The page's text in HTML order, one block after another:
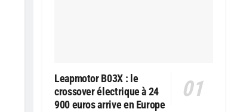
Leapmotor B03X : le
crossover électrique à 24
900 euros arrive en Europe